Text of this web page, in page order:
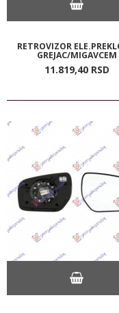
RETROVIZOR
GREJAC/MIGAVCEM
11.819,40 RSD